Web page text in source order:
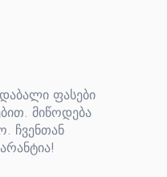
ფასები
მიწოდება
ჩვენთან